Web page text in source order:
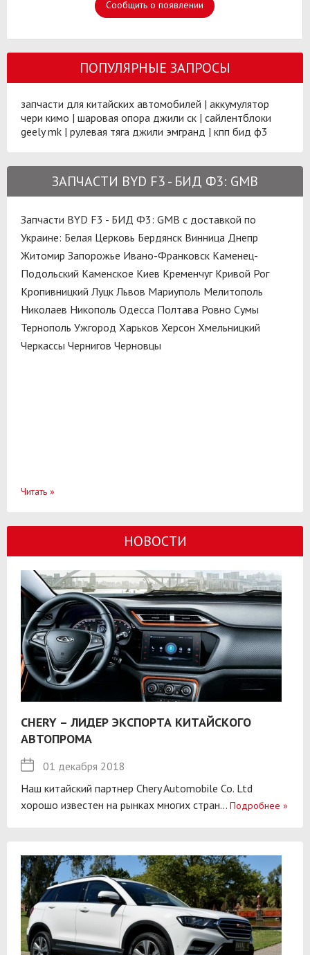
Сообщить о появлении
ПОПУЛЯРНЫЕ ЗАПРОСЫ
запчасти для китайских автомобилей | аккумулятор
чери кимо | шаровая опора джили ск | сайлентблоки
geely mk | рулевая тяга джили эмгранд | кпп бид ф3
ЗАПЧАСТИ BYD F3 - БИД Ф3: GMB
Запчасти BYD F3 - БИД Ф3: GMB с доставкой по
Украине: Белая Церковь Бердянск Винница Днепр
Житомир Запорожье Ивано-Франковск Каменец-
Подольский Каменское Киев Кременчуг Кривой Рог
Кропивницкий Луцк Львов Мариуполь Мелитополь
Николаев Никополь Одесса Полтава Ровно Сумы
Тернополь Ужгород Харьков Херсон Хмельницкий
Черкассы Чернигов Черновцы
Читать »
НОВОСТИ
CHERY – ЛИДЕР ЭКСПОРТА КИТАЙСКОГО
АВТОПРОМА
01 декабря 2018
Наш китайский партнер Chery Automobile Co. Ltd
хорошо известен на рынках многих стран... Подробнее »